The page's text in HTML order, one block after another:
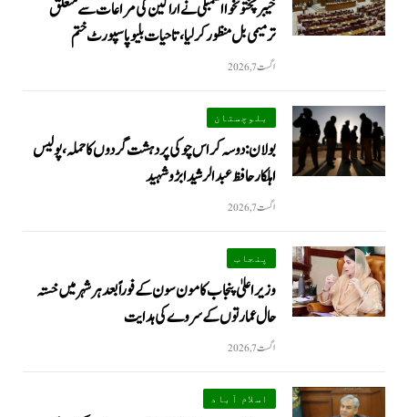
خیبرپختونخوا اسمبلی نے اراکین کی مراعات سے متعلق
ترمیمی بل منظور کر لیا، تاحیات بلیو پاسپورٹ ختم
اگست 7, 2026
بلوچستان
بولان: دوسہ کراس چوکی پر دہشت گردوں کا حملہ، پولیس
اہلکار حافظ عبدالرشید ابڑو شہید
اگست 7, 2026
پنجاب
وزیراعلیٰ پنجاب کا مون سون کے فوراً بعد ہر شہر میں خستہ
حال عمارتوں کے سروے کی ہدایت
اگست 7, 2026
اسلام آباد